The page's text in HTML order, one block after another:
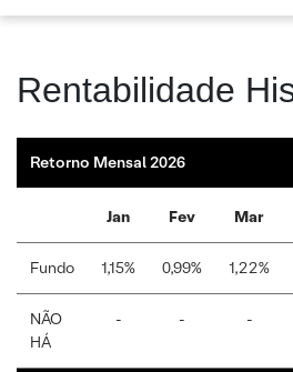
Rentabilidade
Retorno Mensal 2026
Jan Fev Mar
Fundo 1,15% 0,99% 1,22%
NÃO
HÁ
- - -